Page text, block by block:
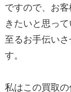
ですので、お
きたいと思っ
至るお手伝い
す。
私はこの買取